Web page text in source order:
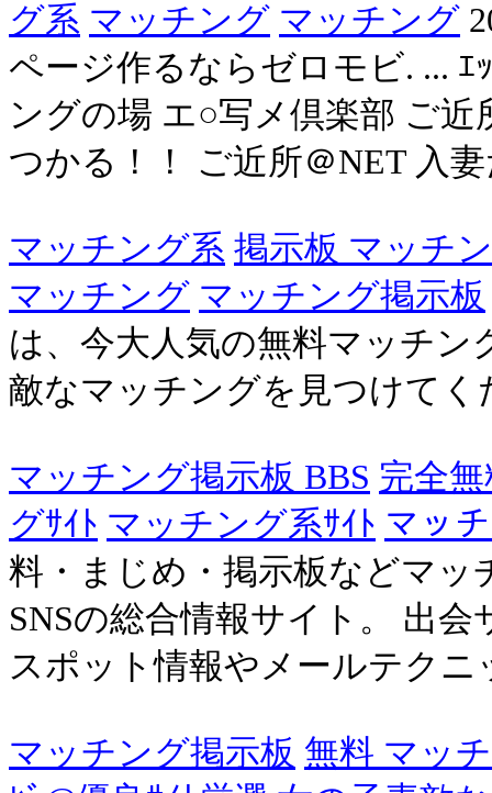
グ系 マッチング マッチング
ページ作るならゼロモビ. ...
ングの場 エ○写メ倶楽部 ご
つかる！！ ご近所＠NET 入
マッチング系 掲示板 マッチ
マッチング マッチング掲示板
は、今大人気の無料マッチ
敵なマッチングを見つけてく
マッチング掲示板 BBS 完全
グｻｲﾄ マッチング系ｻｲﾄ マッ
料・まじめ・掲示板などマ
SNSの総合情報サイト。 出
スポット情報やメールテクニ
マッチング掲示板 無料 マッ